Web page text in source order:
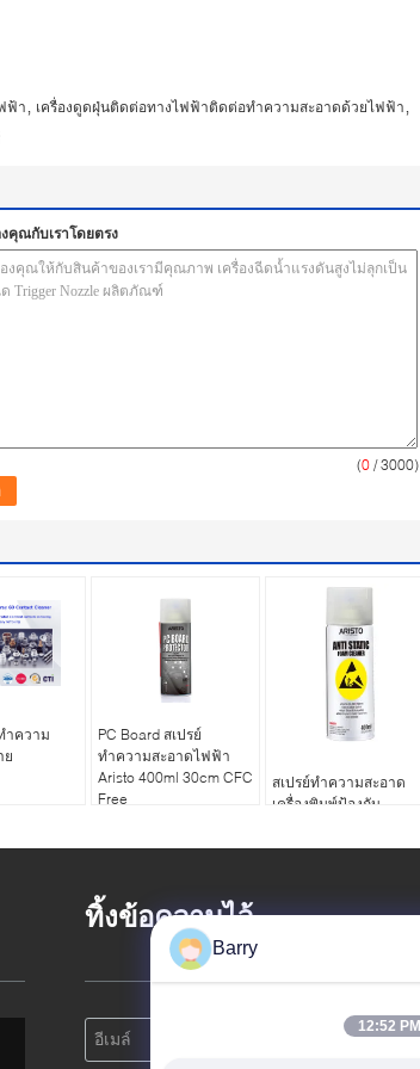
ฟ้า เครื่องดูดฝุ่นติดต่อทางไฟฟ้าติดต่อทำความสะอาดด้วยไฟฟ้า
คุณกับเราโดยตรง
(0 / 3000)
ำความ
ย
PC Board สเปรย์
ทำความสะอาดไฟฟ้า
Aristo 400ml 30cm CFC
Free
สเปรย์ทำความสะอาด
เครื่องพิมพ์ป้องกัน
น้ำยาทำความสะอาด
ทิ้งข้อความไว้
Barry
12:52 PM